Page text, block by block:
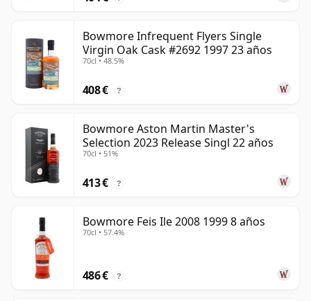
Bowmore Infrequent Flyers Single
Virgin Oak Cask #2692 1997 23 años
70cl • 48.5%
408 € ?
Bowmore Aston Martin Master's
Selection 2023 Release Singl 22 años
70cl • 51%
413 € ?
Bowmore Feis Ile 2008 1999 8 años
70cl • 57.4%
486 € ?